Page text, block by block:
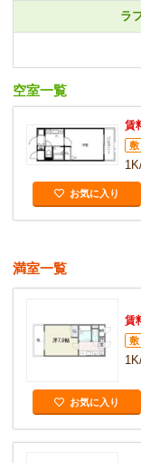
ラ
空室一覧
賃
敷
お気に入り
満室一覧
賃
敷
お気に入り